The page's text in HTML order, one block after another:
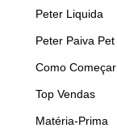
Peter Liquida
Peter Paiva Pet
Como Começar
Top Vendas
Matéria-Prima